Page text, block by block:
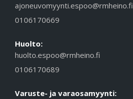
ajoneuvomyynti.espoo@rmheino.fi
0106170669
Huolto:
huolto.espoo@rmheino.fi
0106170689
Varuste- ja varaosamyynti: